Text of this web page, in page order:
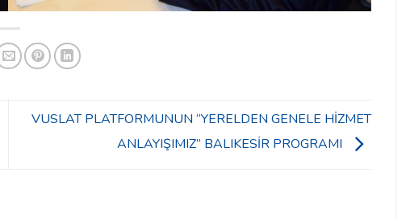
VUSLAT PLATFORMUNUN ‘’YERELDEN GENELE HİZMET
ANLAYIŞIMIZ’’ BALIKESİR PROGRAMI